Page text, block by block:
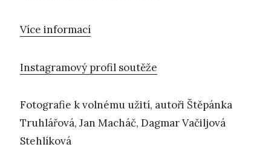
Více informací
Instagramový profil soutěže
Fotografie k volnému užití, autoři Štěpánka
Truhlářová, Jan Macháč, Dagmar Vačiljová
Stehlíková